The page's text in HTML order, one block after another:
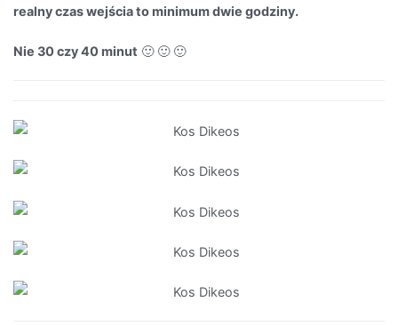
realny czas wejścia to minimum dwie godziny.
Nie 30 czy 40 minut 🙂 🙂 🙂